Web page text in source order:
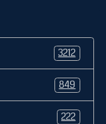
3212
849
222